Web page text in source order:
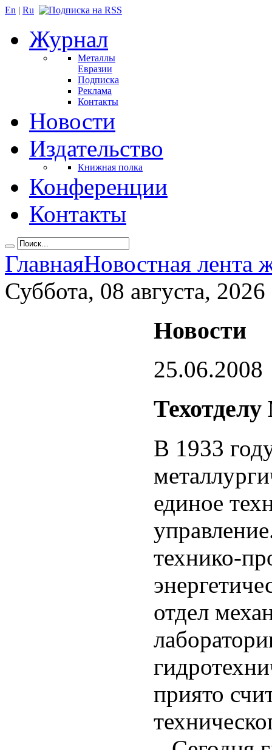
En | Ru
Журнал
Металлы
Евразии
Подписка
Реклама
Контакты
Новости
Издательство
Книжная полка
Конференции
Контакты
ГлавнаяНовостная лента
Суббота, 08 августа, 2026
Новости
25.06.2008
В 1933
единое
технико-
отдел
приято